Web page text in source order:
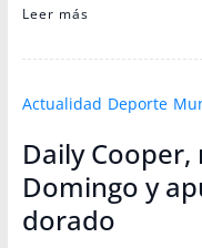
Leer más
Actualidad Deporte
Daily
Domingo y
dorado